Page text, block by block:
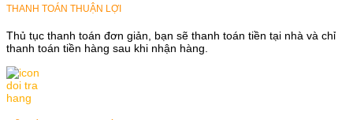
THANH TOÁN THUẬN LỢI
Thủ tục thanh toán đơn giản, bạn sẽ thanh toán tiền tại nhà và chỉ
thanh toán tiền hàng sau khi nhận hàng.